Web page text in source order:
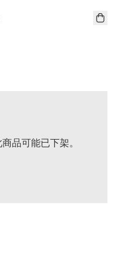
品可能已下架。